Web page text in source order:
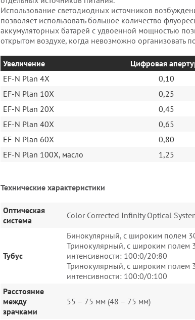
Использование светодиодных источников
позволяет использовать большое количество
аккумуляторных батарей с удвоенной мощностью
открытом воздухе, когда невозможно организовать
Увеличение Цифровая
EF-N Plan 4X
0,10
EF-N Plan 10X
0,25
EF-N Plan 20X
0,45
EF-N Plan 40X
0,65
EF-N Plan 60X
0,80
EF-N Plan 100X, масло
1,25
Технические характеристики
Оптическая
система
Color Corrected Infinity Optical
Тубус
Бинокулярный, с широким полем
Тринокулярный, с широким полем
интенсивности: 100:0/20:80
Тринокулярный, с широким полем
интенсивности: 100:0/0:100
Расстояние
между
зрачками
55 – 75 мм (48 – 75 мм)